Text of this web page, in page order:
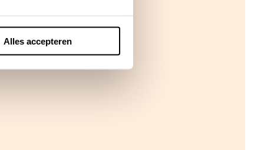
Alles accepteren